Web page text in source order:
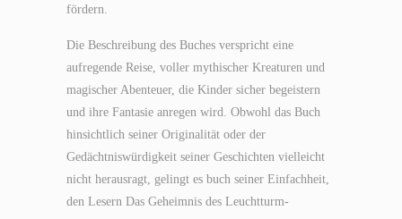
fördern.
Die Beschreibung des Buches verspricht eine
aufregende Reise, voller mythischer Kreaturen und
magischer Abenteuer, die Kinder sicher begeistern
und ihre Fantasie anregen wird. Obwohl das Buch
hinsichtlich seiner Originalität oder der
Gedächtniswürdigkeit seiner Geschichten vielleicht
nicht herausragt, gelingt es buch seiner Einfachheit,
den Lesern Das Geheimnis des Leuchtturm-